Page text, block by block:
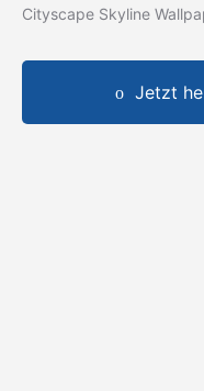
Cityscape Skyline
Jetzt